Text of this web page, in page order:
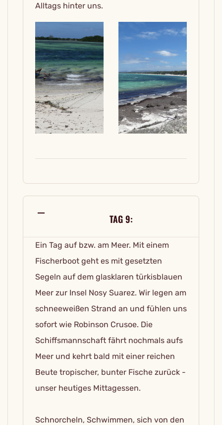
Alltags hinter uns.
TAG 9:
Ein Tag auf bzw. am Meer. Mit einem
Fischerboot geht es mit gesetzten
Segeln auf dem glasklaren türkisblauen
Meer zur Insel Nosy Suarez. Wir legen am
schneeweißen Strand an und fühlen uns
sofort wie Robinson Crusoe. Die
Schiffsmannschaft fährt nochmals aufs
Meer und kehrt bald mit einer reichen
Beute tropischer, bunter Fische zurück -
unser heutiges Mittagessen.
Schnorcheln, Schwimmen, sich von den